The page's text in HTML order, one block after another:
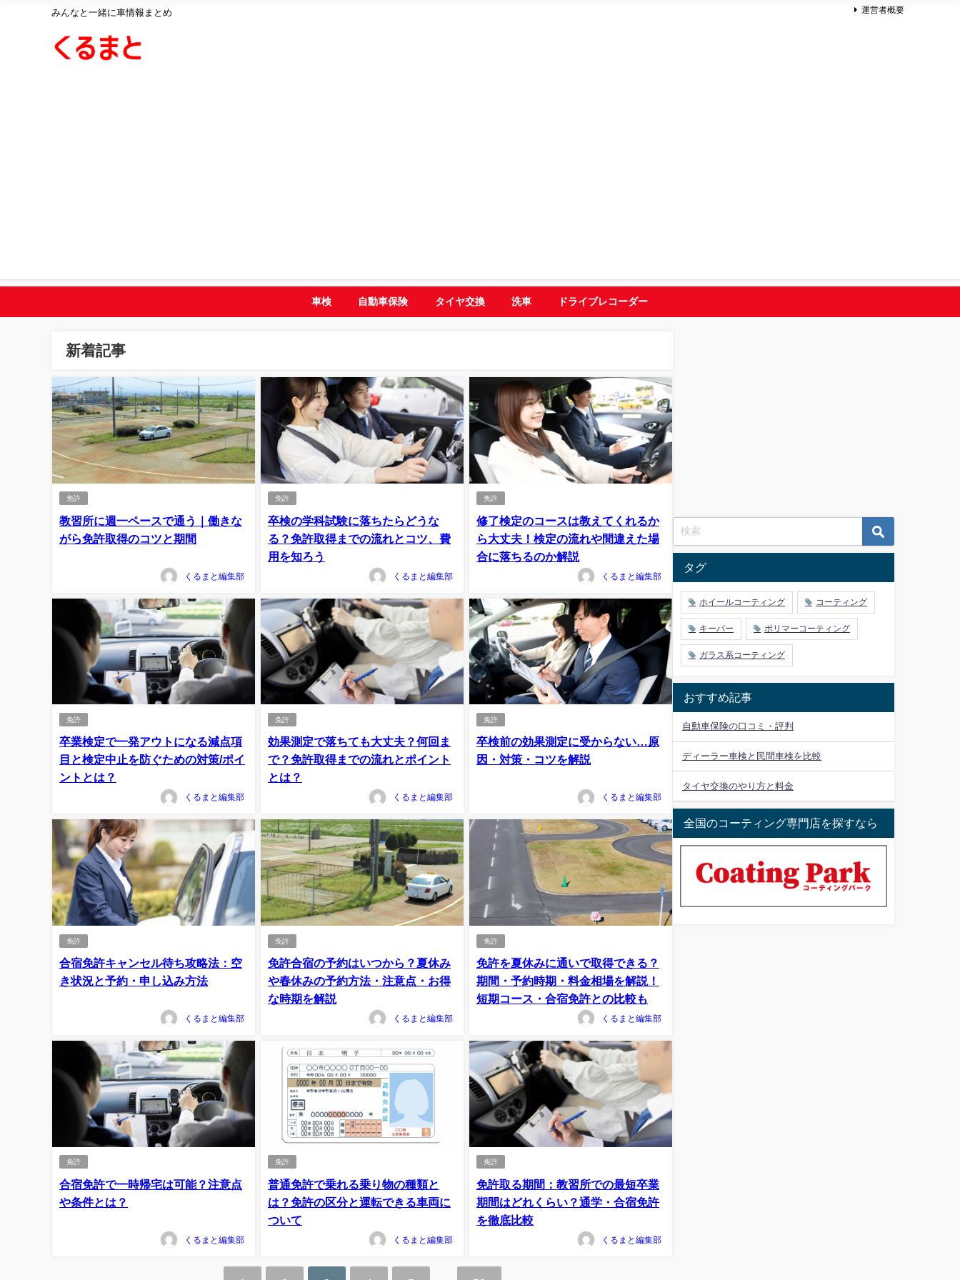
みんなと一緒に車情報まとめ 運営者概要
車検 自動車保険 タイヤ交換 洗車 ドライブレコーダー
新着記事
免許
教習所に週一ペースで通う｜働きな
がら免許取得のコツと期間
くるまと編集部
免許
卒検の学科試験に落ちたらどうな
る？免許取得までの流れとコツ、費
用を知ろう
くるまと編集部
免許
修了検定のコースは教えてくれるか
ら大丈夫！検定の流れや間違えた場
合に落ちるのか解説
くるまと編集部
免許
卒業検定で一発アウトになる減点項
目と検定中止を防ぐための対策/ポイ
ントとは？
くるまと編集部
免許
効果測定で落ちても大丈夫？何回ま
で？免許取得までの流れとポイント
とは？
くるまと編集部
免許
卒検前の効果測定に受からない…原
因・対策・コツを解説
くるまと編集部
免許
合宿免許キャンセル待ち攻略法：空
き状況と予約・申し込み方法
くるまと編集部
免許
免許合宿の予約はいつから？夏休み
や春休みの予約方法・注意点・お得
な時期を解説
くるまと編集部
免許
免許を夏休みに通いで取得できる？
期間・予約時期・料金相場を解説！
短期コース・合宿免許との比較も
くるまと編集部
免許
合宿免許で一時帰宅は可能？注意点
や条件とは？
くるまと編集部
免許
普通免許で乗れる乗り物の種類と
は？免許の区分と運転できる車両に
ついて
くるまと編集部
免許
免許取る期間：教習所での最短卒業
期間はどれくらい？通学・合宿免許
を徹底比較
くるまと編集部
タグ
ホイールコーティング コーティング
キーパー ポリマーコーティング
ガラス系コーティング
おすすめ記事
自動車保険の口コミ・評判
ディーラー車検と民間車検を比較
タイヤ交換のやり方と料金
全国のコーティング専門店を探すなら